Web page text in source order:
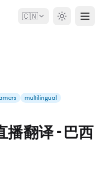
🇨🇳
multilingual
播翻译 - 巴西